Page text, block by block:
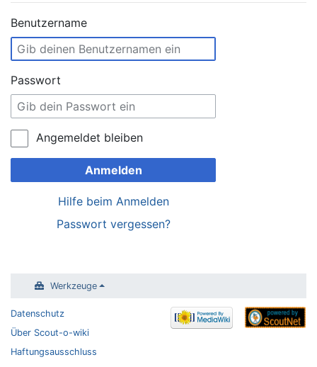
Wechseln zu:Navigation
Benutzername
Passwort
Angemeldet bleiben
Anmelden
Hilfe beim Anmelden
Passwort vergessen?
Werkzeuge
Datenschutz
Über Scout-o-wiki
Haftungsausschluss